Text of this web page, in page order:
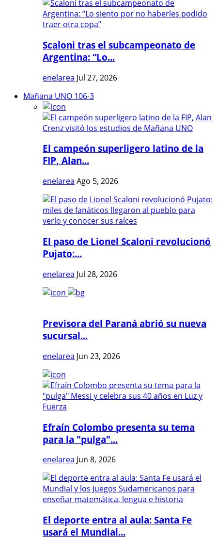
Scaloni tras el subcampeonato de
Argentina: “Lo...
enelarea Jul 27, 2026
Mañana UNO 106-3
El campeón superligero latino de la
FIP, Alan...
enelarea Ago 5, 2026
El paso de Lionel Scaloni revolucionó
Pujato:...
enelarea Jul 28, 2026
Previsora del Paraná abrió su nueva
sucursal...
enelarea Jun 23, 2026
Efraín Colombo presenta su tema
para la "pulga"...
enelarea Jun 8, 2026
El deporte entra al aula: Santa Fe
usará el Mundial...